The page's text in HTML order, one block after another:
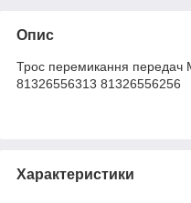
Опис
Трос перемикання передач
81326556313 81326556256
Характеристики